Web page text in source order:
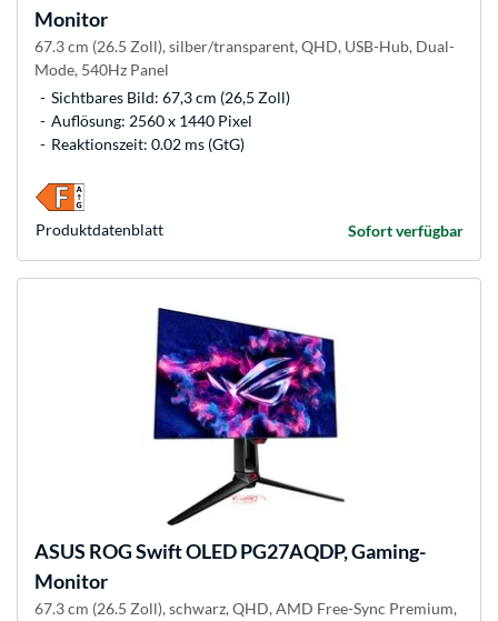
Monitor
67.3 cm (26.5 Zoll), silber/transparent, QHD, USB-Hub, Dual-
Mode, 540Hz Panel
Sichtbares Bild: 67,3 cm (26,5 Zoll)
Auflösung: 2560 x 1440 Pixel
Reaktionszeit: 0.02 ms (GtG)
Sofort verfügbar
Produkt­datenblatt
ASUS ROG Swift OLED PG27AQDP, Gaming-
Monitor
67.3 cm (26.5 Zoll), schwarz, QHD, AMD Free-Sync Premium,